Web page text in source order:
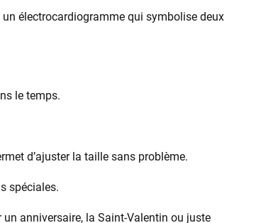
un électrocardiogramme qui symbolise deux
le temps.
d’ajuster la taille sans problème.
spéciales.
anniversaire, la Saint-Valentin ou juste